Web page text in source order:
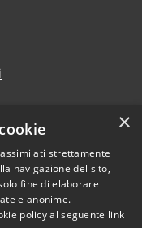
© 2026 • Comune di
Treviglio • Powered by
•Accesso
redazione
×
strettamente
navigazione del sito,
fine di elaborare
e anonime.
policy al seguente link